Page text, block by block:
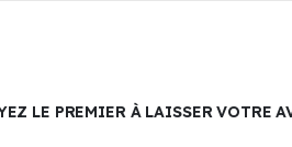
LE PREMIER À LAISSER VOTRE